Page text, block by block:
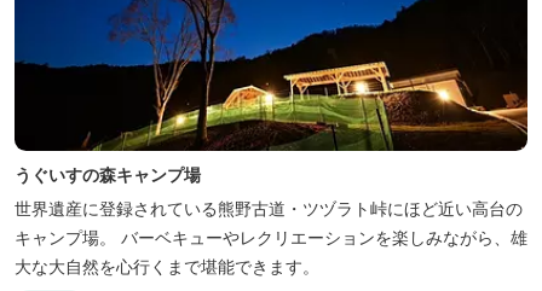
うぐいすの森キャンプ場
世界遺産に登録されている熊野古道・ツヅラト峠にほど近い高台の
キャンプ場。 バーベキューやレクリエーションを楽しみながら、雄
大な大自然を心行くまで堪能できます。